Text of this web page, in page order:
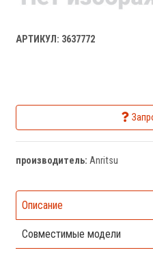
АРТИКУЛ: 3637772
производитель: Anritsu
Описание
Совместимые модели